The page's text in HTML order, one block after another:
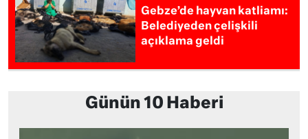
Gebze’de hayvan katliamı:
Belediyeden çelişkili
açıklama geldi
Günün 10 Haberi